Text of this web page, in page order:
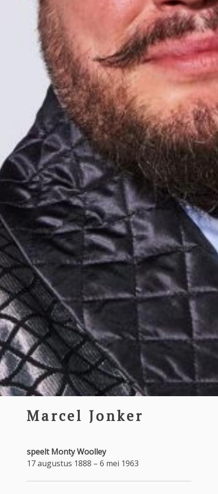
Marcel Jonker
speelt Monty Woolley
17 augustus 1888 – 6 mei 1963